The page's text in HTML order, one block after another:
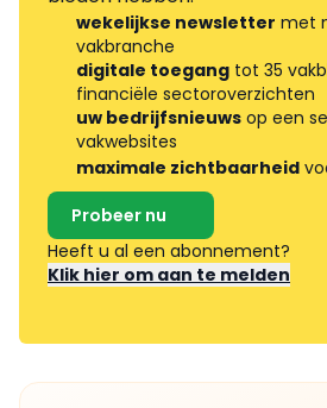
wekelijkse newsletter met
vakbranche
digitale toegang tot 35
financiële sectoroverzichten
uw bedrijfsnieuws op een
vakwebsites
maximale zichtbaarheid
Probeer nu
Heeft u al een abonnement?
Klik hier om aan te melden